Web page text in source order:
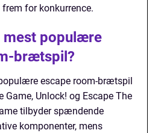
for konkurrence.
mest populære
brætspil?
escape room-brætspil
Game, Unlock! og Escape The
tilbyder spændende
komponenter, mens